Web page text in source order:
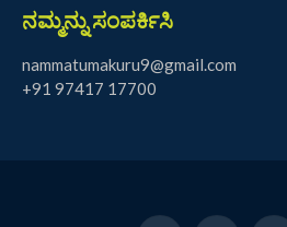
ನಮ್ಮನ್ನು ಸಂಪರ್ಕಿಸಿ
nammatumakuru9@gmail.com
+91 97417 17700